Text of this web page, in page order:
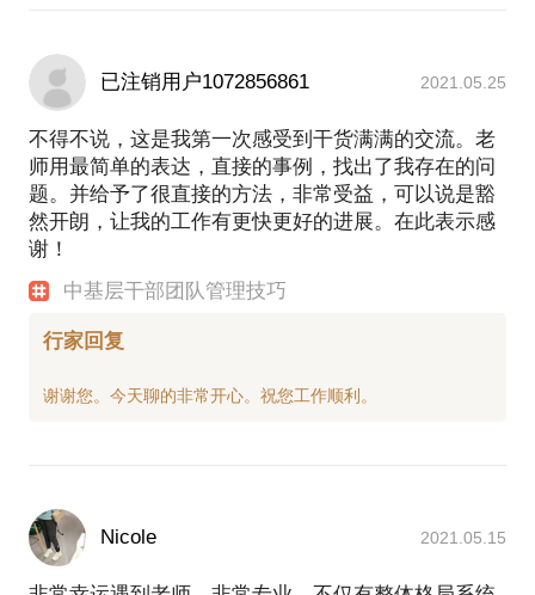
已注销用户1072856861 2021.05.25
不得不说，这是我第一次感受到干货满满的交流。老
师用最简单的表达，直接的事例，找出了我存在的问
题。并给予了很直接的方法，非常受益，可以说是豁
然开朗，让我的工作有更快更好的进展。在此表示感
谢！
中基层干部团队管理技巧
行家回复
Nicole 2021.05.15